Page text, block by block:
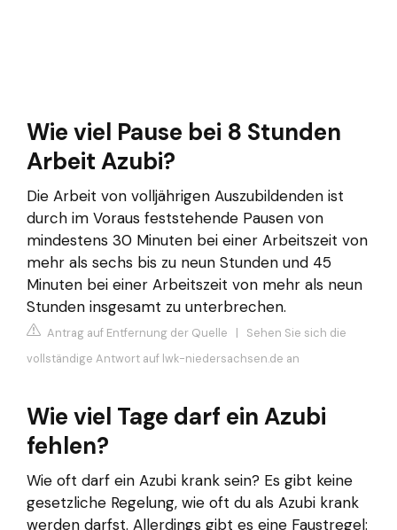
Wie viel Pause bei 8 Stunden
Arbeit Azubi?
Die Arbeit von volljährigen Auszubildenden ist
durch im Voraus feststehende Pausen von
mindestens 30 Minuten bei einer Arbeitszeit von
mehr als sechs bis zu neun Stunden und 45
Minuten bei einer Arbeitszeit von mehr als neun
Stunden insgesamt zu unterbrechen.
Antrag auf Entfernung der Quelle | Sehen Sie sich die
vollständige Antwort auf lwk-niedersachsen.de an
Wie viel Tage darf ein Azubi
fehlen?
Wie oft darf ein Azubi krank sein? Es gibt keine
gesetzliche Regelung, wie oft du als Azubi krank
werden darfst. Allerdings gibt es eine Faustregel: